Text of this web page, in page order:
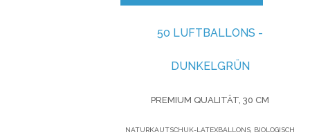
50 LUFTBALLONS -
DUNKELGRÜN
PREMIUM QUALITÄT, 30 CM
NATURKAUTSCHUK-LATEXBALLONS, BIOLOGISCH